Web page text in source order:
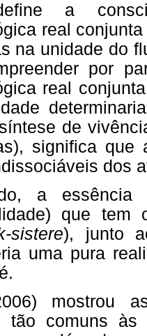
a
real
na unidade do
por
real
de
significa que
dos
a essência
que
sistere), junto
uma pura
mostrou
tão comuns